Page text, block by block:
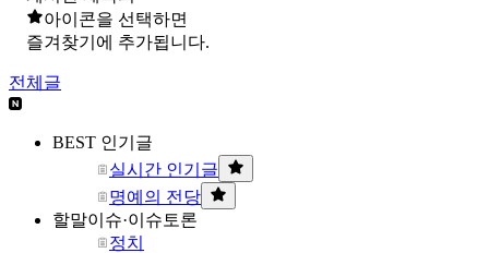
아이콘을 선택하면
즐겨찾기에 추가됩니다.
전체글
BEST 인기글
실시간 인기글
명예의 전당
할말이슈·이슈토론
정치